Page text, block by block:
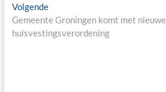
VolgendeNext
post:
Gemeente Groningen komt met nieuwe
huisvestingsverordening